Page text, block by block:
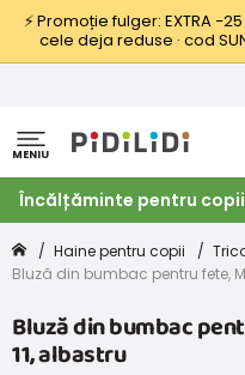
⚡ Promoție fulger: EXTRA
cele deja reduse · cod
MENIU
Încălțăminte pentru copii
Haine pentru copii
Bluză din bumbac pentru fete,
Bluză din bumbac
11, albastru